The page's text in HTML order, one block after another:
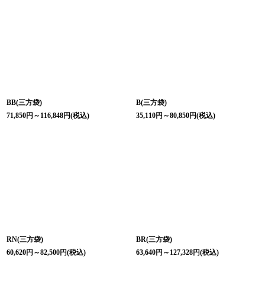
BB(三方袋)
71,850円 ～116,848円(税込)
B(三方袋)
35,110円 ～80,850円(税込)
RN(三方袋)
60,620円 ～82,500円(税込)
BR(三方袋)
63,640円 ～127,328円(税込)